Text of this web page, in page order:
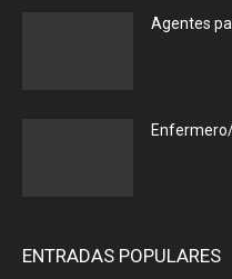
Agentes
ENTRADAS POPULARES